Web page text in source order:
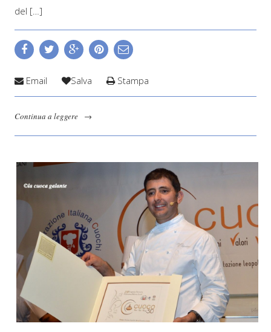
del […]
Email Salva Stampa
Continua a leggere →